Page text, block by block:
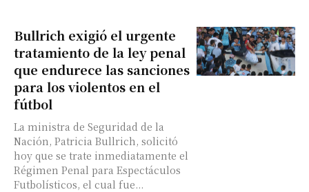
Bullrich exigió el urgente
tratamiento de la ley penal
que endurece las sanciones
para los violentos en el
fútbol
La ministra de Seguridad de la
Nación, Patricia Bullrich, solicitó
hoy que se trate inmediatamente el
Régimen Penal para Espectáculos
Futbolísticos, el cual fue...